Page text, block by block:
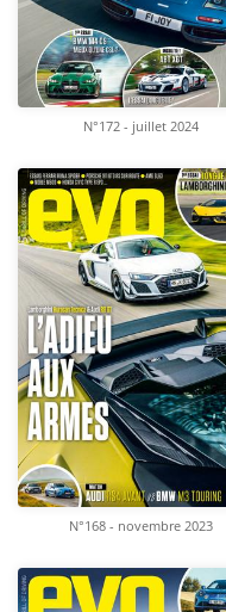
N°172 - juillet 2024
N°168 - novembre 2023